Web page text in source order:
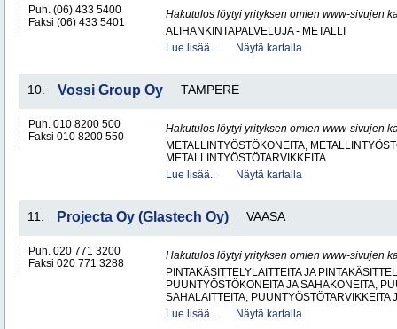
Puh. (06) 433 5400
Faksi (06) 433 5401
Hakutulos löytyi yrityksen omien www-sivujen
ALIHANKINTAPALVELUJA - METALLI
Lue lisää..
Näytä kartalla
10. Vossi Group Oy TAMPERE
Puh. 010 8200 500
Faksi 010 8200 550
Hakutulos löytyi yrityksen omien www-sivujen
METALLINTYÖSTÖKONEITA,
METALLINTYÖSTÖTARVIKKEITA
Lue lisää..
Näytä kartalla
11. Projecta Oy (Glastech Oy) VAASA
Puh. 020 771 3200
Faksi 020 771 3288
Hakutulos löytyi yrityksen omien www-sivujen
PINTAKÄSITTELYLAITTEITA JA
PUUNTYÖSTÖKONEITA JA SAHAKONEITA,
SAHALAITTEITA, PUUNTYÖSTÖTARVIKKEITA
Lue lisää..
Näytä kartalla